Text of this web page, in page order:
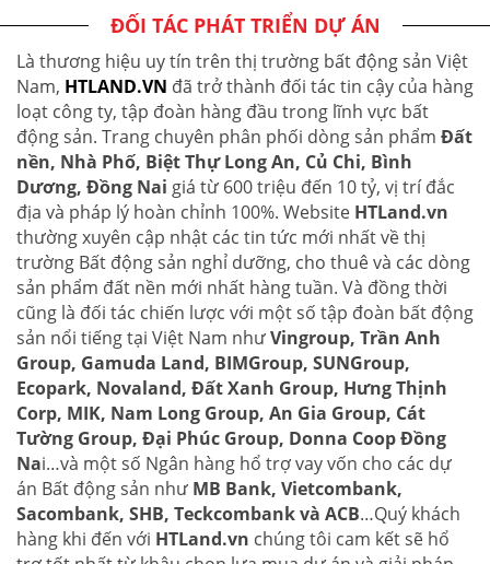
ĐỐI TÁC PHÁT TRIỂN DỰ ÁN
Là thương hiệu uy tín trên thị trường bất động sản Việt
Nam, HTLAND.VN đã trở thành đối tác tin cậy của hàng
loạt công ty, tập đoàn hàng đầu trong lĩnh vực bất
động sản. Trang chuyên phân phối dòng sản phẩm Đất
nền, Nhà Phố, Biệt Thự Long An, Củ Chi, Bình
Dương, Đồng Nai giá từ 600 triệu đến 10 tỷ, vị trí đắc
địa và pháp lý hoàn chỉnh 100%. Website HTLand.vn
thường xuyên cập nhật các tin tức mới nhất về thị
trường Bất động sản nghỉ dưỡng, cho thuê và các dòng
sản phẩm đất nền mới nhất hàng tuần. Và đồng thời
cũng là đối tác chiến lược với một số tập đoàn bất động
sản nổi tiếng tại Việt Nam nhưVingroup, Trần Anh
Group, Gamuda Land, BIMGroup, SUNGroup,
Ecopark, Novaland, Đất Xanh Group, Hưng Thịnh
Corp, MIK, Nam Long Group, An Gia Group, Cát
Tường Group, Đại Phúc Group, Donna Coop Đồng
Nai…và một số Ngân hàng hổ trợ vay vốn cho các dự
án Bất động sản như MB Bank, Vietcombank,
Sacombank, SHB, Teckcombank và ACB…Quý khách
hàng khi đến với HTLand.vn chúng tôi cam kết sẽ hổ